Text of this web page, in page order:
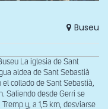
Buseu
La iglesia de Sant
aldea de Sant Sebastià
collado de Sant Sebastià,
Saliendo desde Gerri se
y, a 1,5 km, desviarse